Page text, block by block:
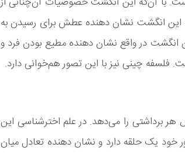
این انگشت نشان دهنده عطش برای رسیدن به
در واقع نشان دهنده مطیع بودن فرد و
فلسفه چینی نیز با این تصور هم‌خوانی دارد.
برداشتی را می‌دهد. در علم اخترشناسی این
خود یک حلقه دارد و نشان دهنده تعادل میان